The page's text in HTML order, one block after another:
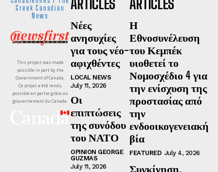
Greek Canadian
News
This project was made
possible in part by the
Government of Canada.
Ce projet a été rendu
possible en partie grâce au
gouvernement du Canada.
Νέες
ανησυχίες
για τους νέο-
αφιχθέντες
LOCAL NEWS
July 11, 2026
Οι
επιπτώσεις
της συνόδου
του ΝΑΤΟ
OPINION GEORGE
GUZMAS
July 11, 2026
Η
Εθνοσυνέλευση
του Κεμπέκ
υιοθετεί το
Νομοσχέδιο 4 για
την ενίσχυση της
προστασίας από
την
ενδοοικογενειακή
βία
FEATURED July 4, 2026
Συγκίνηση,